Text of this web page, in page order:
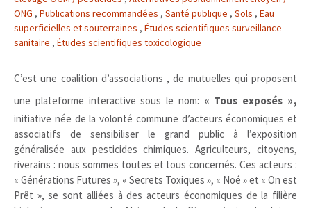
ONG , Publications recommandées , Santé publique , Sols , Eau
superficielles et souterraines , Études scientifiques surveillance
sanitaire , Études scientifiques toxicologique
C’est une coalition d’associations , de mutuelles qui proposent
une plateforme interactive sous le nom: « Tous exposés »,
initiative née de la volonté commune d’acteurs économiques et
associatifs de sensibiliser le grand public à l’exposition
généralisée aux pesticides chimiques. Agriculteurs, citoyens,
riverains : nous sommes toutes et tous concernés. Ces acteurs :
« Générations Futures », « Secrets Toxiques », « Noé » et « On est
Prêt », se sont alliées à des acteurs économiques de la filière